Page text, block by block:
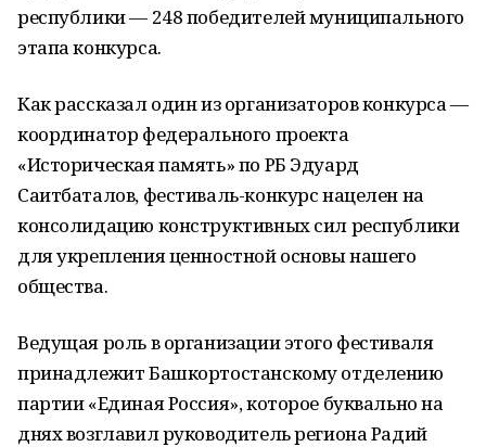
республики — 248 победителей муниципального
этапа конкурса.
Как рассказал один из организаторов конкурса —
координатор федерального проекта
«Историческая память» по РБ Эдуард
Саитбаталов, фестиваль-конкурс нацелен на
консолидацию конструктивных сил республики
для укрепления ценностной основы нашего
общества.
Ведущая роль в организации этого фестиваля
принадлежит Башкортостанскому отделению
партии «Единая Россия», которое буквально на
днях возглавил руководитель региона Радий